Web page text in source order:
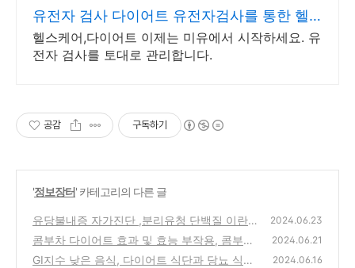
유전자 검사 다이어트 유전자검사를 통한 헬
스케어
헬스케어,다이어트 이제는 미유에서 시작하세요. 유
전자 검사를 토대로 관리합니다.
공감 구독하기
'정보장터' 카테고리의 다른 글
유당불내증 자가진단 ,분리유청 단백질 이란
(0)
2024.06.23
콤부차 다이어트 효과 및 효능 부작용, 콤부차
칼로리
(0)
2024.06.21
GI지수 낮은 음식, 다이어트 식단과 당뇨 식단
2024.06.16